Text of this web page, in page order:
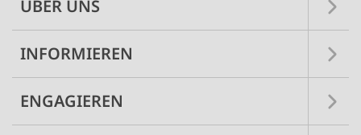
ÜBER UNS
INFORMIEREN
ENGAGIEREN